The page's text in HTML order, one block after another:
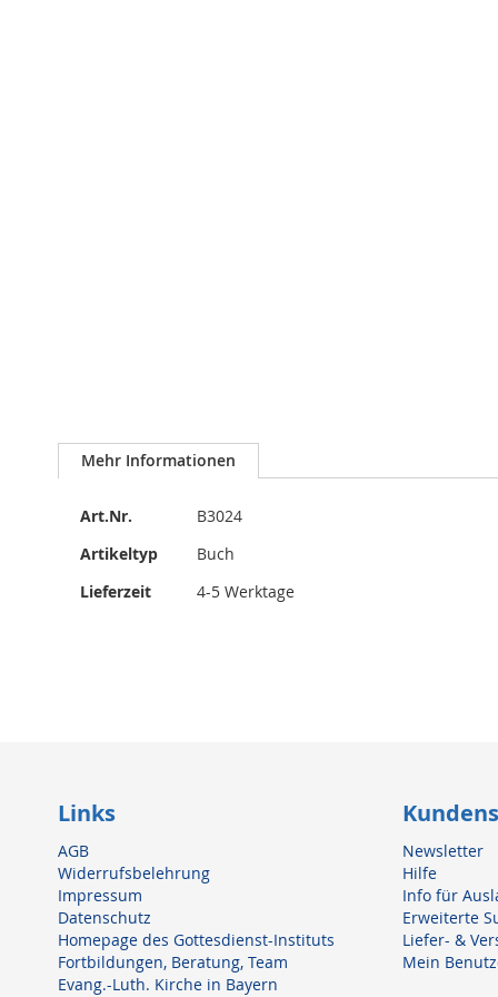
Mehr Informationen
Mehr
Art.Nr.
B3024
Artikeltyp
Buch
Lieferzeit
4-5 Werktage
Links
AGB
Widerrufsbelehrung
Impressum
Datenschutz
Homepage des Gottesdienst-Instituts
Fortbildungen, Beratung, Team
Evang.-Luth. Kirche in Bayern
Newsletter
Hilfe
Info für
Erweiterte
Liefer- &
Mein